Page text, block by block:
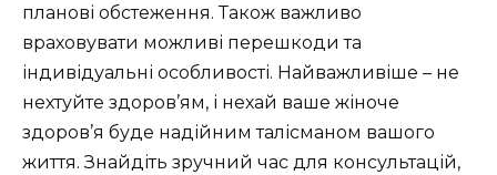
планові обстеження. Також важливо
враховувати можливі перешкоди та
індивідуальні особливості. Найважливіше – не
нехтуйте здоров’ям, і нехай ваше жіноче
здоров’я буде надійним талісманом вашого
життя. Знайдіть зручний час для консультацій,